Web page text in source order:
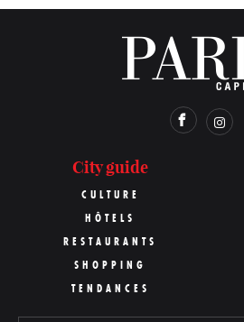
City guide
CULTURE
HÔTELS
RESTAURANTS
SHOPPING
TENDANCES